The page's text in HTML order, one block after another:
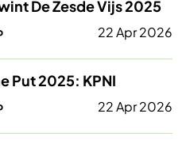
De Zesde Vijs 2025
22 Apr 2026
Put 2025: KPNI
22 Apr 2026